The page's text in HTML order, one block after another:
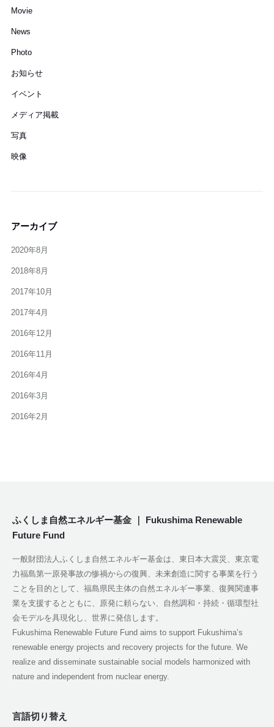
Movie
News
Photo
お知らせ
イベント
メディア掲載
写真
映像
アーカイブ
2020年8月
2018年8月
2017年10月
2017年4月
2016年12月
2016年11月
2016年4月
2016年3月
2016年2月
ふくしま自然エネルギー基金 ｜ Fukushima Renewable
Future Fund
一般財団法人ふくしま自然エネルギー基金は、東日本大震災、東京電
力福島第一原発事故の惨禍からの復興、未来創造に関する事業を行う
ことを目的として、福島県民主体の自然エネルギー事業、復興関連事
業を支援するとともに、原発に頼らない、自然調和・持続・循環型社
会モデルを具現化し、世界に発信します。
Fukushima Renewable Future Fund aims to support Fukushima’s
renewable energy projects and recovery projects for the future. We
realize and disseminate sustainable social models harmonized with
nature and independent from nuclear energy.
言語切り替え